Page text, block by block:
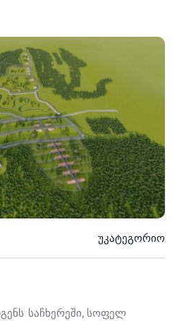
უკატეგორიო
საჩხერეში, სოფელ